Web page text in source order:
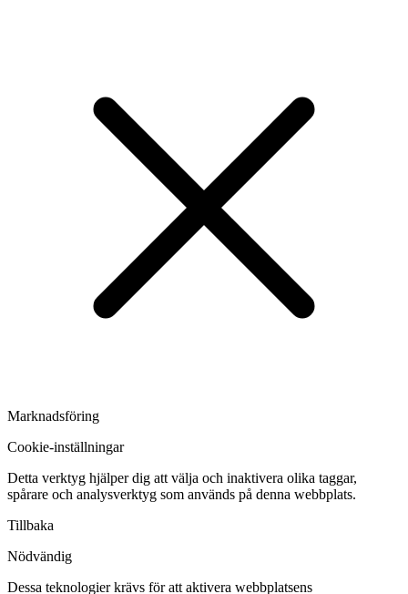
Marknadsföring
Cookie-inställningar
Detta verktyg hjälper dig att välja och inaktivera olika taggar,
spårare och analysverktyg som används på denna webbplats.
Tillbaka
Nödvändig
Dessa teknologier krävs för att aktivera webbplatsens